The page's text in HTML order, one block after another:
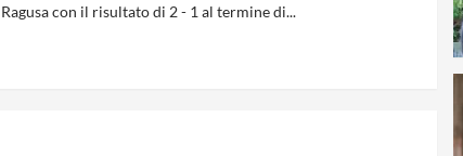
Ragusa con il risultato di 2 - 1 al termine di...